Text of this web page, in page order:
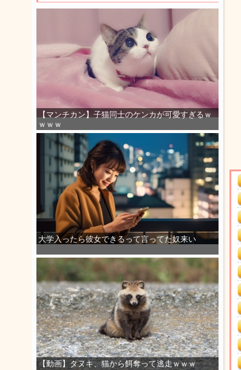
【マンチカン】子猫同士のケンカが可愛すぎるｗ
ｗｗｗ
大学入ったら彼女できるって言ってた奴来い
【動画】タヌキ、猫から餌奪って逃走ｗｗｗ